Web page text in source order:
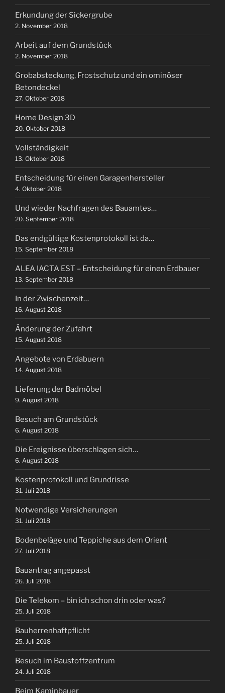
Erkundung der Sickergrube
2. November 2018
Arbeit auf dem Grundstück
2. November 2018
Grobabsteckung, Frostschutz und ein ominöser
Betondeckel
27. Oktober 2018
Home Design 3D
20. Oktober 2018
Vollständigkeit
13. Oktober 2018
Entscheidung für einen Garagenhersteller
4. Oktober 2018
Und wieder Nachfragen des Bauamtes…
20. September 2018
Das endgültige Kostenprotokoll ist da…
15. September 2018
ALEA IACTA EST – Entscheidung für einen Erdbauer
13. September 2018
In der Zwischenzeit…
16. August 2018
Änderung der Zufahrt
15. August 2018
Angebote von Erdabuern
14. August 2018
Lieferung der Badmöbel
9. August 2018
Besuch am Grundstück
6. August 2018
Die Ereignisse überschlagen sich…
6. August 2018
Kostenprotokoll und Grundrisse
31. Juli 2018
Notwendige Versicherungen
31. Juli 2018
Bodenbeläge und Teppiche aus dem Orient
27. Juli 2018
Bauantrag angepasst
26. Juli 2018
Die Telekom – bin ich schon drin oder was?
25. Juli 2018
Bauherrenhaftpflicht
25. Juli 2018
Besuch im Baustoffzentrum
24. Juli 2018
Beim Kaminbauer